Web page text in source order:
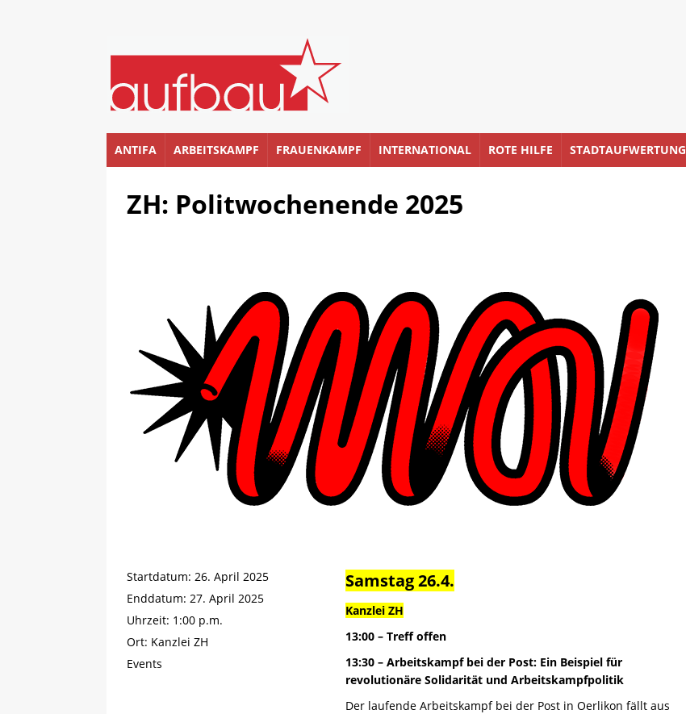
ANTIFA ARBEITSKAMPF FRAUENKAMPF INTERNATIONAL ROTE HILFE STADTAUFWERTUNG
ZH: Politwochenende 2025
Startdatum: 26. April 2025
Enddatum: 27. April 2025
Uhrzeit: 1:00 p.m.
Ort: Kanzlei ZH
Events
Samstag 26.4.
Kanzlei ZH
13:00 – Treff offen
13:30 –Arbeitskampf bei der Post: Ein Beispiel für
revolutionäre Solidarität und Arbeitskampfpolitik
Der laufende Arbeitskampf bei der Post in Oerlikon fällt aus